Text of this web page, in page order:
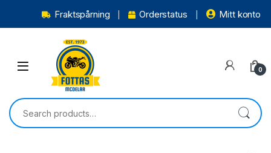
Fraktspårning Orderstatus Mitt konto
0